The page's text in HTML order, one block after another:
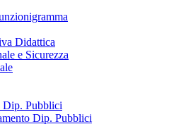
Didattica
e Sicurezza
Dip. Pubblici
Dip. Pubblici